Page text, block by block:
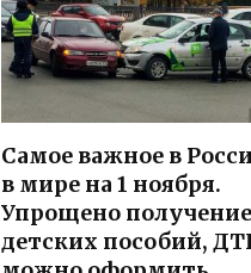
Самое важное в
в мире на 1 ноября.
Упрощено получение
детских пособий,